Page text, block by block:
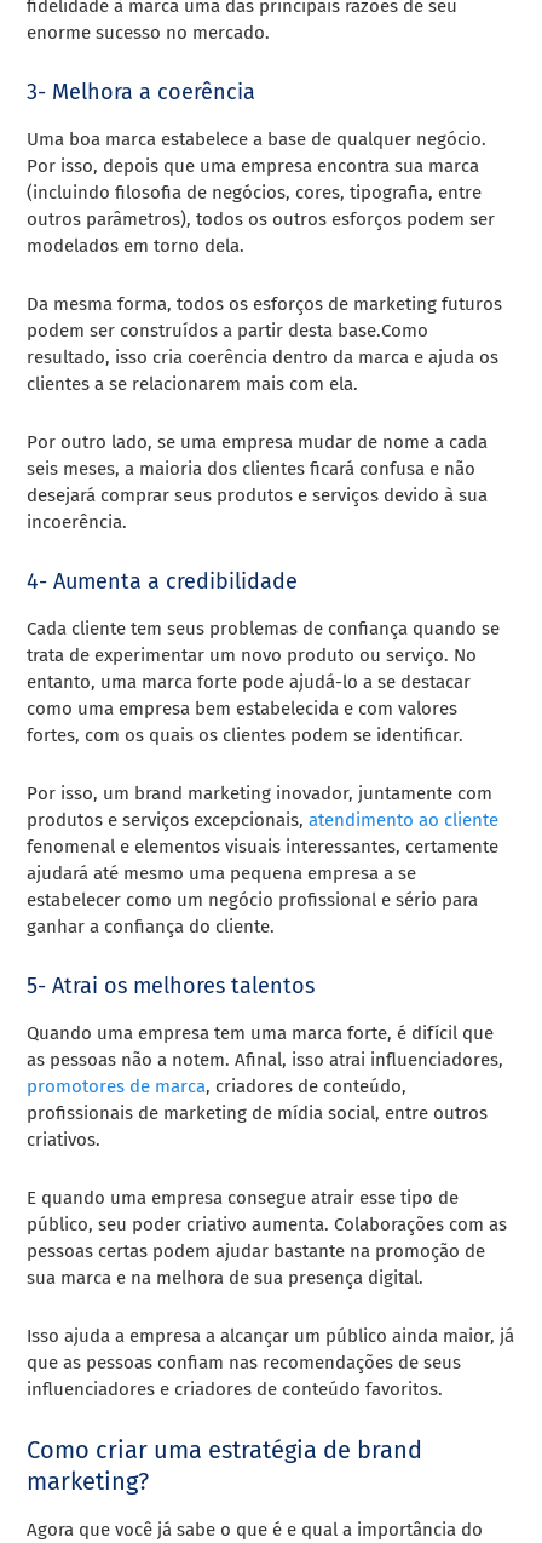
fidelidade à marca uma das principais razões de seu
enorme sucesso no mercado.
3- Melhora a coerência
Uma boa marca estabelece a base de qualquer negócio.
Por isso, depois que uma empresa encontra sua marca
(incluindo filosofia de negócios, cores, tipografia, entre
outros parâmetros), todos os outros esforços podem ser
modelados em torno dela.
Da mesma forma, todos os esforços de marketing futuros
podem ser construídos a partir desta base.Como
resultado, isso cria coerência dentro da marca e ajuda os
clientes a se relacionarem mais com ela.
Por outro lado, se uma empresa mudar de nome a cada
seis meses, a maioria dos clientes ficará confusa e não
desejará comprar seus produtos e serviços devido à sua
incoerência.
4- Aumenta a credibilidade
Cada cliente tem seus problemas de confiança quando se
trata de experimentar um novo produto ou serviço. No
entanto, uma marca forte pode ajudá-lo a se destacar
como uma empresa bem estabelecida e com valores
fortes, com os quais os clientes podem se identificar.
Por isso, um brand marketing inovador, juntamente com
produtos e serviços excepcionais, atendimento ao cliente
fenomenal e elementos visuais interessantes, certamente
ajudará até mesmo uma pequena empresa a se
estabelecer como um negócio profissional e sério para
ganhar a confiança do cliente.
5- Atrai os melhores talentos
Quando uma empresa tem uma marca forte, é difícil que
as pessoas não a notem. Afinal, isso atrai influenciadores,
promotores de marca, criadores de conteúdo,
profissionais de marketing de mídia social, entre outros
criativos.
E quando uma empresa consegue atrair esse tipo de
público, seu poder criativo aumenta. Colaborações com as
pessoas certas podem ajudar bastante na promoção de
sua marca e na melhora de sua presença digital.
Isso ajuda a empresa a alcançar um público ainda maior, já
que as pessoas confiam nas recomendações de seus
influenciadores e criadores de conteúdo favoritos.
Como criar uma estratégia de brand
marketing?
Agora que você já sabe o que é e qual a importância do